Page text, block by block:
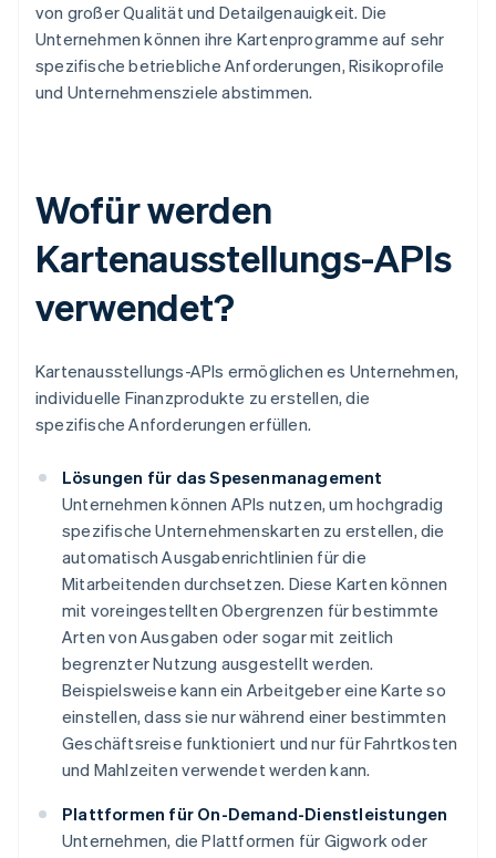
von großer Qualität und Detailgenauigkeit. Die
Unternehmen können ihre Kartenprogramme auf sehr
spezifische betriebliche Anforderungen, Risikoprofile
und Unternehmensziele abstimmen.
Wofür werden
Kartenausstellungs-APIs
verwendet?
Kartenausstellungs-APIs ermöglichen es Unternehmen,
individuelle Finanzprodukte zu erstellen, die
spezifische Anforderungen erfüllen.
Lösungen für das Spesenmanagement
Unternehmen können APIs nutzen, um hochgradig
spezifische Unternehmenskarten zu erstellen, die
automatisch Ausgabenrichtlinien für die
Mitarbeitenden durchsetzen. Diese Karten können
mit voreingestellten Obergrenzen für bestimmte
Arten von Ausgaben oder sogar mit zeitlich
begrenzter Nutzung ausgestellt werden.
Beispielsweise kann ein Arbeitgeber eine Karte so
einstellen, dass sie nur während einer bestimmten
Geschäftsreise funktioniert und nur für Fahrtkosten
und Mahlzeiten verwendet werden kann.
Plattformen für On-Demand-Dienstleistungen
Unternehmen, die Plattformen für Gigwork oder